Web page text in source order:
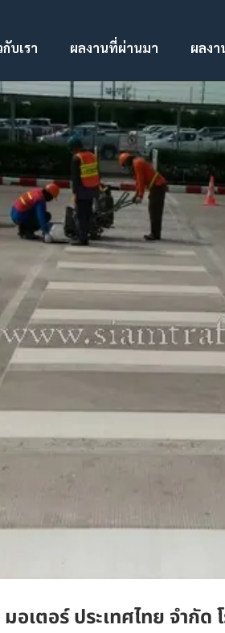
กับเรา ผลงานที่ผ่านมา ผลงา
อเตอร์ ประเทศไทย จำกัด